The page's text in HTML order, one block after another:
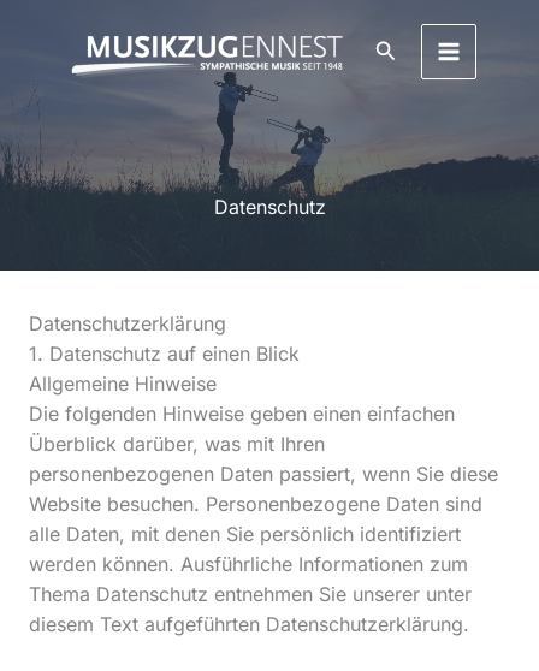
springen
Suchen
Datenschutz
Datenschutz­erklärung
1. Datenschutz auf einen Blick
Allgemeine Hinweise
Die folgenden Hinweise geben einen einfachen
Überblick darüber, was mit Ihren
personenbezogenen Daten passiert, wenn Sie diese
Website besuchen. Personenbezogene Daten sind
alle Daten, mit denen Sie persönlich identifiziert
werden können. Ausführliche Informationen zum
Thema Datenschutz entnehmen Sie unserer unter
diesem Text aufgeführten Datenschutzerklärung.